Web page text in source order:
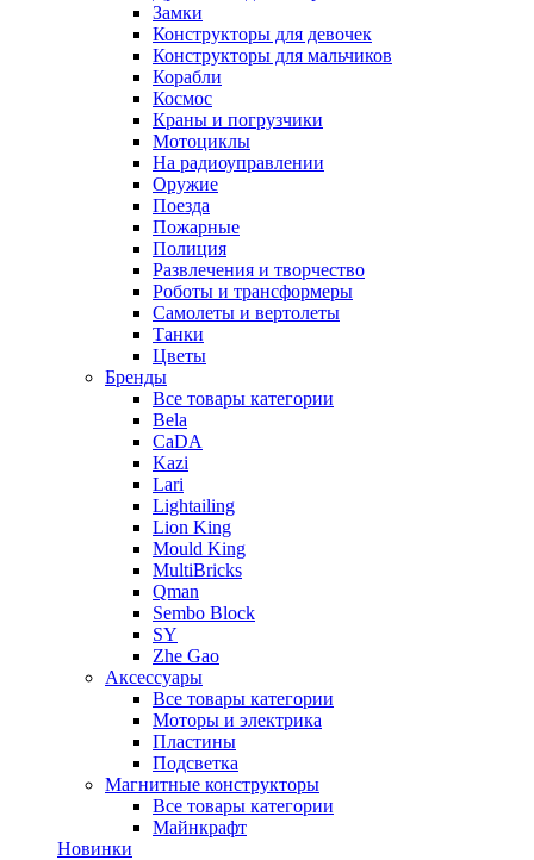
Замки
Конструкторы для девочек
Конструкторы для мальчиков
Корабли
Космос
Краны и погрузчики
Мотоциклы
На радиоуправлении
Оружие
Поезда
Пожарные
Полиция
Развлечения и творчество
Роботы и трансформеры
Самолеты и вертолеты
Танки
Цветы
Бренды
Все товары категории
Bela
CaDA
Kazi
Lari
Lightailing
Lion King
Mould King
MultiBricks
Qman
Sembo Block
SY
Zhe Gao
Аксессуары
Все товары категории
Моторы и электрика
Пластины
Подсветка
Магнитные конструкторы
Все товары категории
Майнкрафт
Новинки